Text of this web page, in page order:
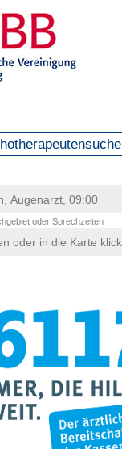
oder Sprechzeiten